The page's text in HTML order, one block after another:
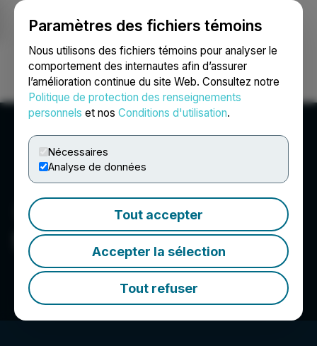
Paramètres des fichiers témoins
Nous utilisons des fichiers témoins pour analyser le
comportement des internautes afin d’assurer
l’amélioration continue du site Web. Consultez notre
Politique de protection des renseignements
personnels et nos Conditions d'utilisation.
Nécessaires
Analyse de données
Tout accepter
Accepter la sélection
Tout refuser
Ouvrir une session Recherche English
Selig Group